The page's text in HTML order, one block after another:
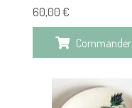
60,00 €
Commander